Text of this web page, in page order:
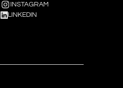
INSTAGRAM
LINKEDIN